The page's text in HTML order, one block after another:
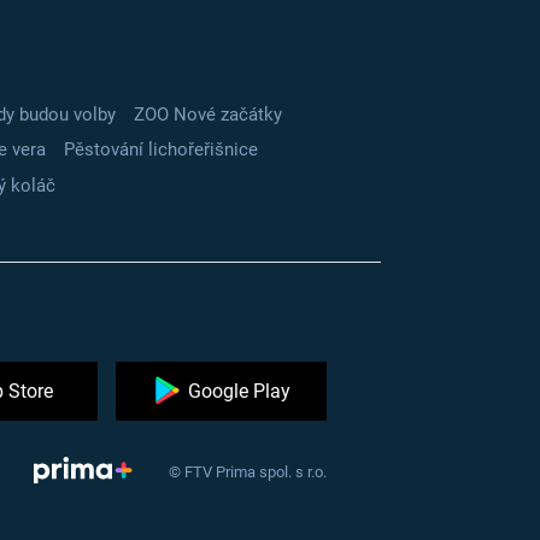
budou volby
ZOO Nové začátky
vera
Pěstování lichořeřišnice
koláč
Store Google Play
© FTV Prima spol. s r.o.